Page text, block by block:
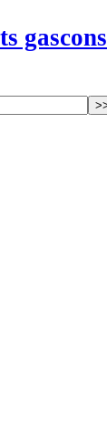
gascons